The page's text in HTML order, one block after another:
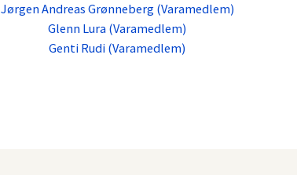
Jørgen Andreas Grønneberg (Varamedlem)
Glenn Lura (Varamedlem)
Genti Rudi (Varamedlem)